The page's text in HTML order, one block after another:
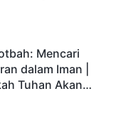
Mencari
dalam Iman |
Tuhan Akan